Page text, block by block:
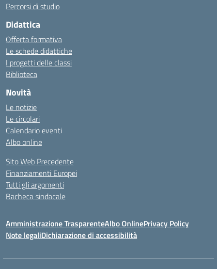
Percorsi di studio
Didattica
Offerta formativa
Le schede didattiche
I progetti delle classi
Biblioteca
Novità
Le notizie
Le circolari
Calendario eventi
Albo online
Sito Web Precedente
Finanziamenti Europei
Tutti gli argomenti
Bacheca sindacale
Amministrazione TrasparenteAlbo OnlinePrivacy Policy
Note legaliDichiarazione di accessibilità